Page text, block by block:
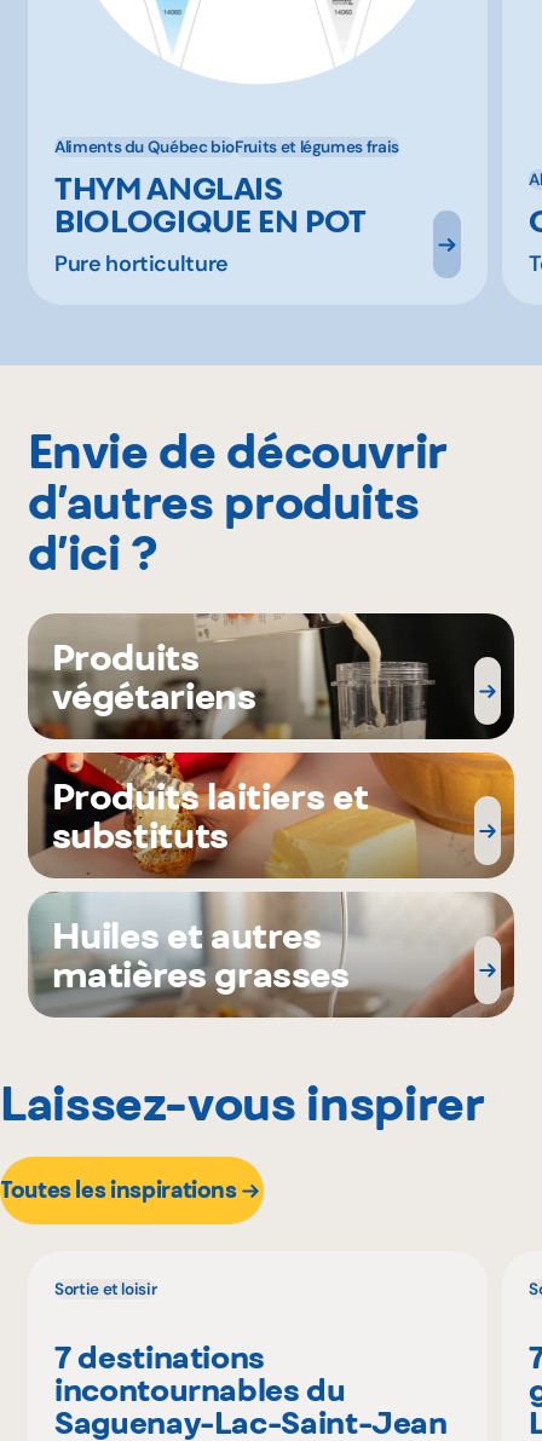
Aliments du Québec bioFruits et légumes frais
THYM ANGLAIS
BIOLOGIQUE EN POT
Pure horticulture
Envie de découvrir
d’autres produits
d’ici ?
Produits
végétariens
Produits laitiers et
substituts
Huiles et autres
matières grasses
Laissez-vous inspirer
Toutes les inspirations
Sortie et loisir
7 destinations
incontournables du
Saguenay-Lac-Saint-Jean